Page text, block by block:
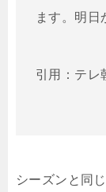
ます。明日
引用：テレ
シーズンと同